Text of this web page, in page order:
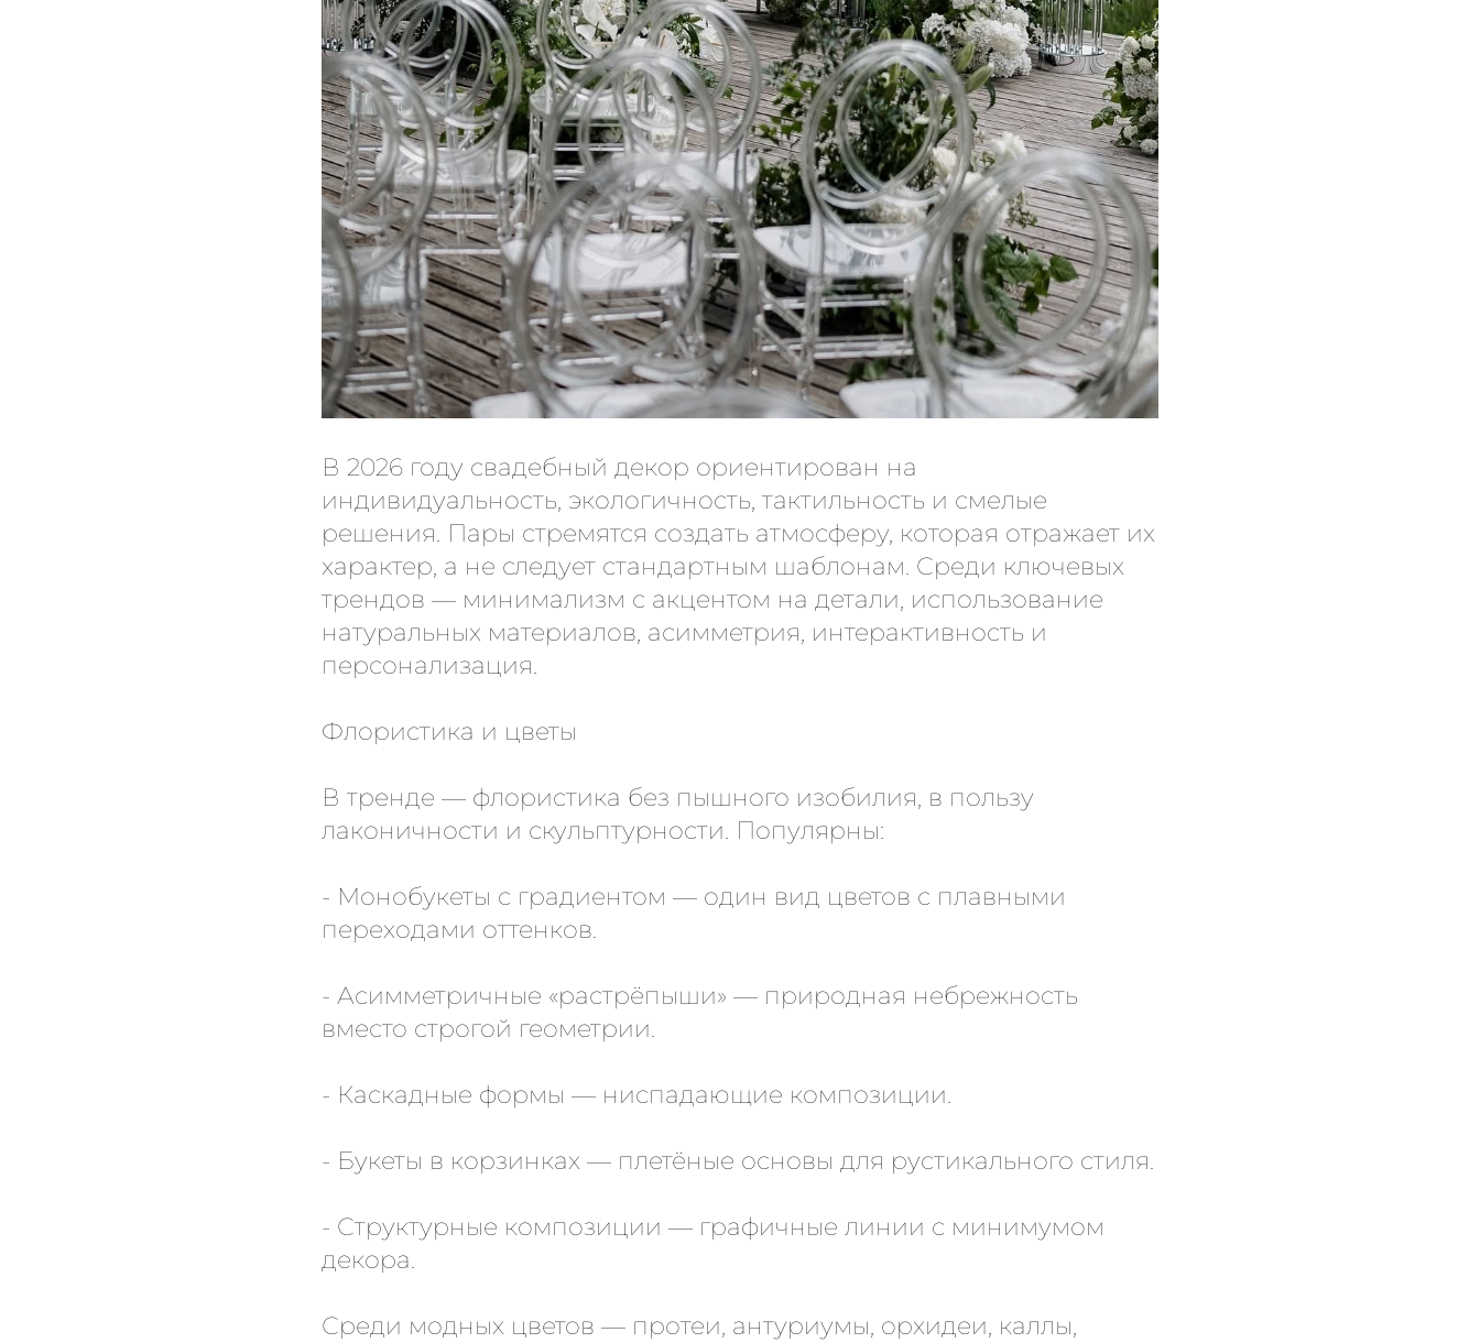
В 2026 году свадебный декор ориентирован на
индивидуальность, экологичность, тактильность и смелые
решения. Пары стремятся создать атмосферу, которая отражает их
характер, а не следует стандартным шаблонам. Среди ключевых
трендов — минимализм с акцентом на детали, использование
натуральных материалов, асимметрия, интерактивность и
персонализация.
Флористика и цветы
В тренде — флористика без пышного изобилия, в пользу
лаконичности и скульптурности. Популярны:
- Монобукеты с градиентом — один вид цветов с плавными
переходами оттенков.
- Асимметричные «растрёпыши» — природная небрежность
вместо строгой геометрии.
- Каскадные формы — ниспадающие композиции.
- Букеты в корзинках — плетёные основы для рустикального стиля.
- Структурные композиции — графичные линии с минимумом
декора.
Среди модных цветов — протеи, антуриумы, орхидеи, каллы,